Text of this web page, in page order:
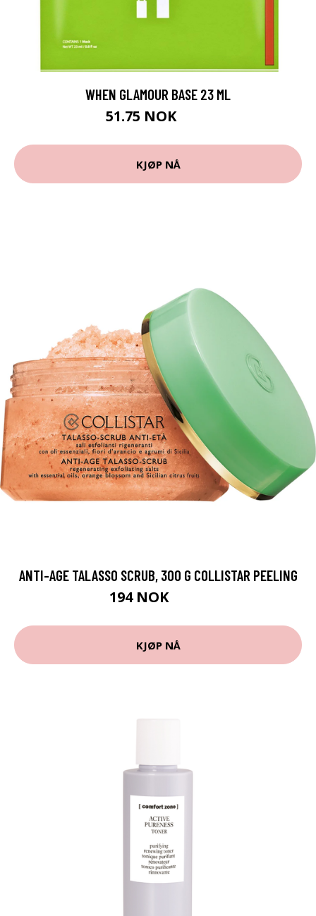
WHEN GLAMOUR BASE 23 ML
51.75 NOK
KJØP NÅ
ANTI-AGE TALASSO SCRUB, 300 G COLLISTAR PEELING
194 NOK
KJØP NÅ